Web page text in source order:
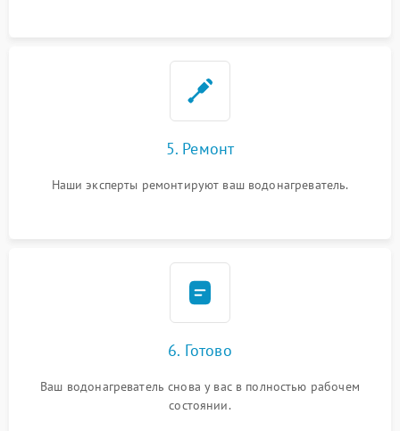
5. Ремонт
Наши эксперты ремонтируют ваш водонагреватель.
6. Готово
Ваш водонагреватель снова у вас в полностью рабочем
состоянии.